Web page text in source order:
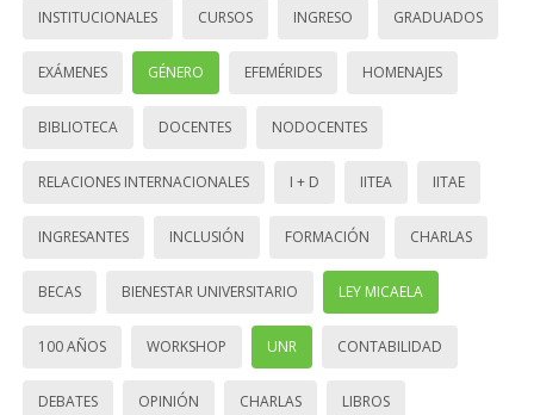
INSTITUCIONALES CURSOS INGRESO GRADUADOS
EXÁMENES GÉNERO EFEMÉRIDES HOMENAJES
BIBLIOTECA DOCENTES NODOCENTES
RELACIONES INTERNACIONALES I + D IITEA IITAE
INGRESANTES INCLUSIÓN FORMACIÓN CHARLAS
BECAS BIENESTAR UNIVERSITARIO LEY MICAELA
100 AÑOS WORKSHOP UNR CONTABILIDAD
DEBATES OPINIÓN CHARLAS LIBROS